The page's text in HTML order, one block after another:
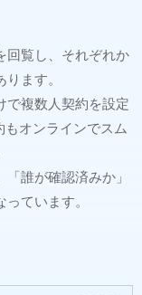
回覧し、それぞれか
ます。
で複数人契約を設定
オンラインでスム
誰が確認済みか」
ています。